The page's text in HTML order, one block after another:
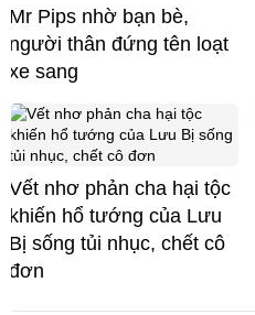
Mr Pips nhờ bạn bè,
người thân đứng tên loạt
xe sang
Vết nhơ phản cha hại tộc
khiến hổ tướng của Lưu
Bị sống tủi nhục, chết cô
đơn